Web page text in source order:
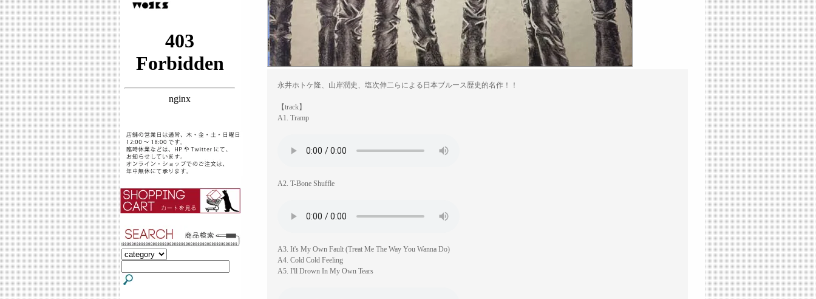
永井ホトケ隆、山岸潤史、塩次伸二らによる日本ブルース歴史的名作！！
【track】
A1. Tramp
A2. T-Bone Shuffle
A3. It's My Own Fault (Treat Me The Way You Wanna Do)
A4. Cold Cold Feeling
A5. I'll Drown In My Own Tears